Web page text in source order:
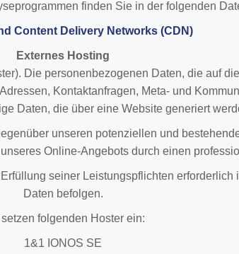
finden Sie in der folgenden
Content Delivery Networks (CDN)
Externes Hosting
Die personenbezogenen Daten, die auf
Kontaktanfragen, Meta- und
Daten, die über eine Website generiert
unseren potenziellen und
Online-Angebots durch einen
seiner Leistungspflichten
Daten befolgen.
folgenden Hoster ein:
1&1 IONOS SE